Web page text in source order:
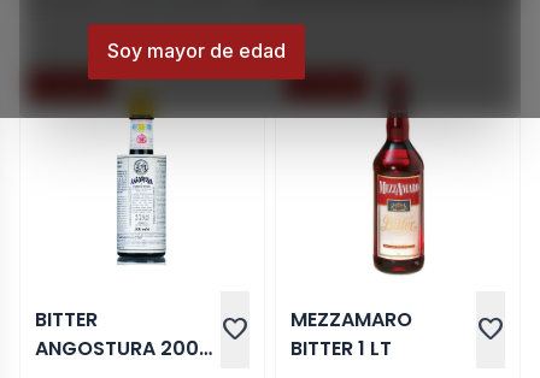
Soy mayor de edad
15 % OFF
BITTER
ANGOSTURA 200
favorite
15 % OFF
MEZZAMARO
BITTER 1 LT
favorite